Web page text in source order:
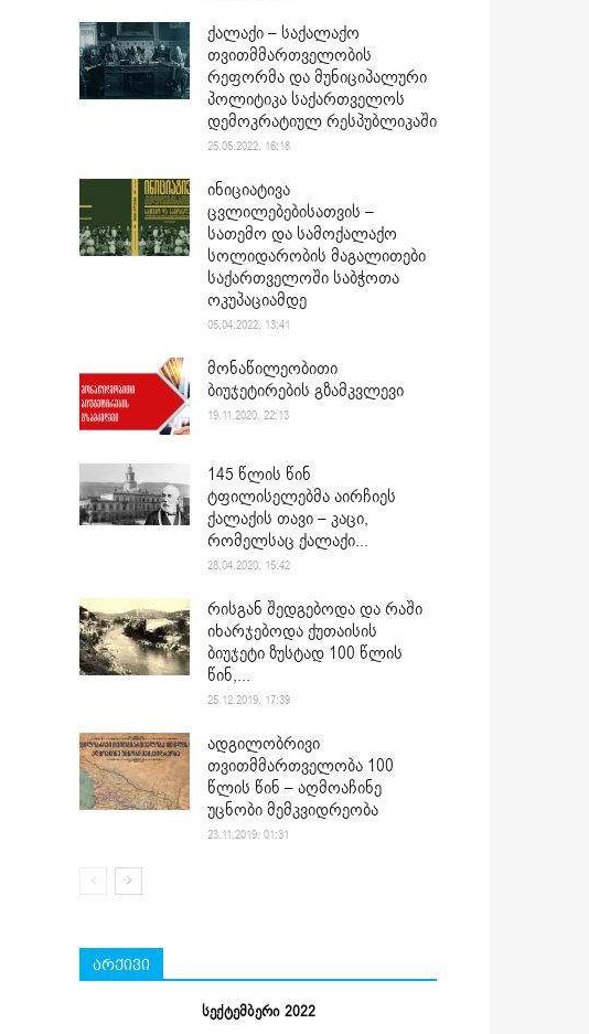
ქალაქი – საქალაქო
თვითმმართველობის
რეფორმა და მუნიციპალური
პოლიტიკა საქართველოს
დემოკრატიულ რესპუბლიკაში
25.05.2022. 16:18
ინიციატივა
ცვლილებებისათვის –
სათემო და სამოქალაქო
სოლიდარობის მაგალითები
საქართველოში საბჭოთა
ოკუპაციამდე
05.04.2022. 13:41
მონაწილეობითი
ბიუჯეტირების გზამკვლევი
19.11.2020. 22:13
145 წლის წინ
ტფილისელებმა აირჩიეს
ქალაქის თავი – კაცი,
რომელსაც ქალაქი...
28.04.2020. 15:42
რისგან შედგებოდა და რაში
იხარჯებოდა ქუთაისის
ბიუჯეტი ზუსტად 100 წლის
წინ,...
25.12.2019. 17:39
ადგილობრივი
თვითმმართველობა 100
წლის წინ – აღმოაჩინე
უცნობი მემკვიდრეობა
23.11.2019. 01:31
არქივი
სექტემბერი 2022